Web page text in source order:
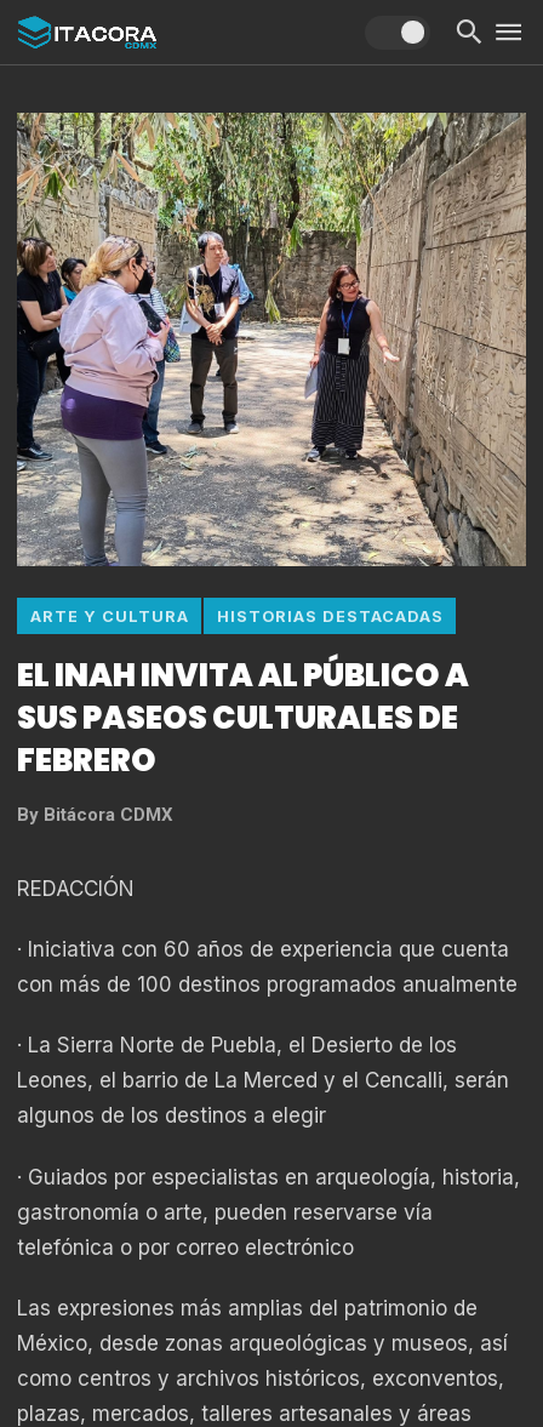
ARTE Y CULTURA HISTORIAS DESTACADAS
EL INAH INVITA AL PÚBLICO A
SUS PASEOS CULTURALES DE
FEBRERO
By Bitácora CDMX
REDACCIÓN
· Iniciativa con 60 años de experiencia que cuenta
con más de 100 destinos programados anualmente
· La Sierra Norte de Puebla, el Desierto de los
Leones, el barrio de La Merced y el Cencalli, serán
algunos de los destinos a elegir
· Guiados por especialistas en arqueología, historia,
gastronomía o arte, pueden reservarse vía
telefónica o por correo electrónico
Las expresiones más amplias del patrimonio de
México, desde zonas arqueológicas y museos, así
como centros y archivos históricos, exconventos,
plazas, mercados, talleres artesanales y áreas